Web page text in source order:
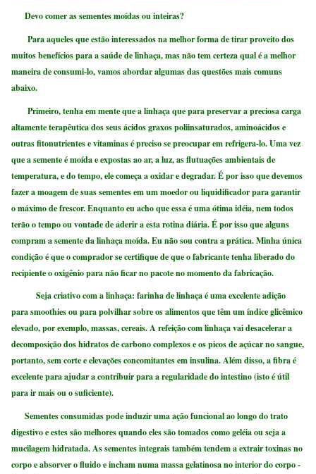
Devo comer as sementes moídas ou inteiras?
Para aqueles que estão interessados ​​na melhor forma de tirar proveito dos
muitos benefícios para a saúde de linhaça, mas não tem certeza qual é a melhor
maneira de consumi-lo, vamos abordar algumas das questões mais comuns
abaixo.
Primeiro, tenha em mente que a linhaça que para preservar a preciosa carga
altamente terapêutica dos seus ácidos graxos poliinsaturados, aminoácidos e
outras fitonutrientes e vitaminas é preciso se preocupar em refrigera-lo. Uma vez
que a semente é moída e expostas ao ar, a luz, as flutuações ambientais de
temperatura, e do tempo, ele começa a oxidar e degradar. É por isso que devemos
fazer a moagem de suas sementes em um moedor ou liquidificador para garantir
o máximo de frescor. Enquanto eu acho que essa é uma ótima idéia, nem todos
terão o tempo ou vontade de aderir a esta rotina diária. É por isso que alguns
compram a semente da linhaça moída. Eu não sou contra a prática. Minha única
condição é que o comprador se certifique de que o fabricante tenha liberado do
recipiente o oxigênio para não ficar no pacote no momento da fabricação.
Seja criativo com a linhaça: farinha de linhaça é uma excelente adição
para smoothies ou para polvilhar sobre os alimentos que têm um índice glicêmico
elevado, por exemplo, massas, cereais. A refeição com linhaça vai desacelerar a
decomposição dos hidratos de carbono complexos e os picos de açúcar no sangue,
portanto, sem corte e elevações concomitantes em insulina. Além disso, a fibra é
excelente para ajudar a contribuir para a regularidade do intestino (isto é útil
para ir mais ou o suficiente).
Sementes consumidas pode induzir uma ação funcional ao longo do trato
digestivo e estes são melhores quando eles são tomados como geléia ou seja a
mucilagem hidratada. As sementes integrais também tendem a extrair toxinas no
corpo e absorver o fluido e incham numa massa gelatinosa no interior do corpo -